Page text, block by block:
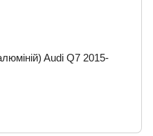
Audi Q7 2015-